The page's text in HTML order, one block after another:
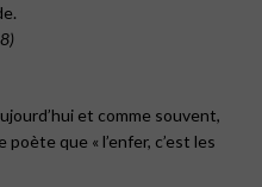
et comme souvent,
que « l’enfer, c’est les